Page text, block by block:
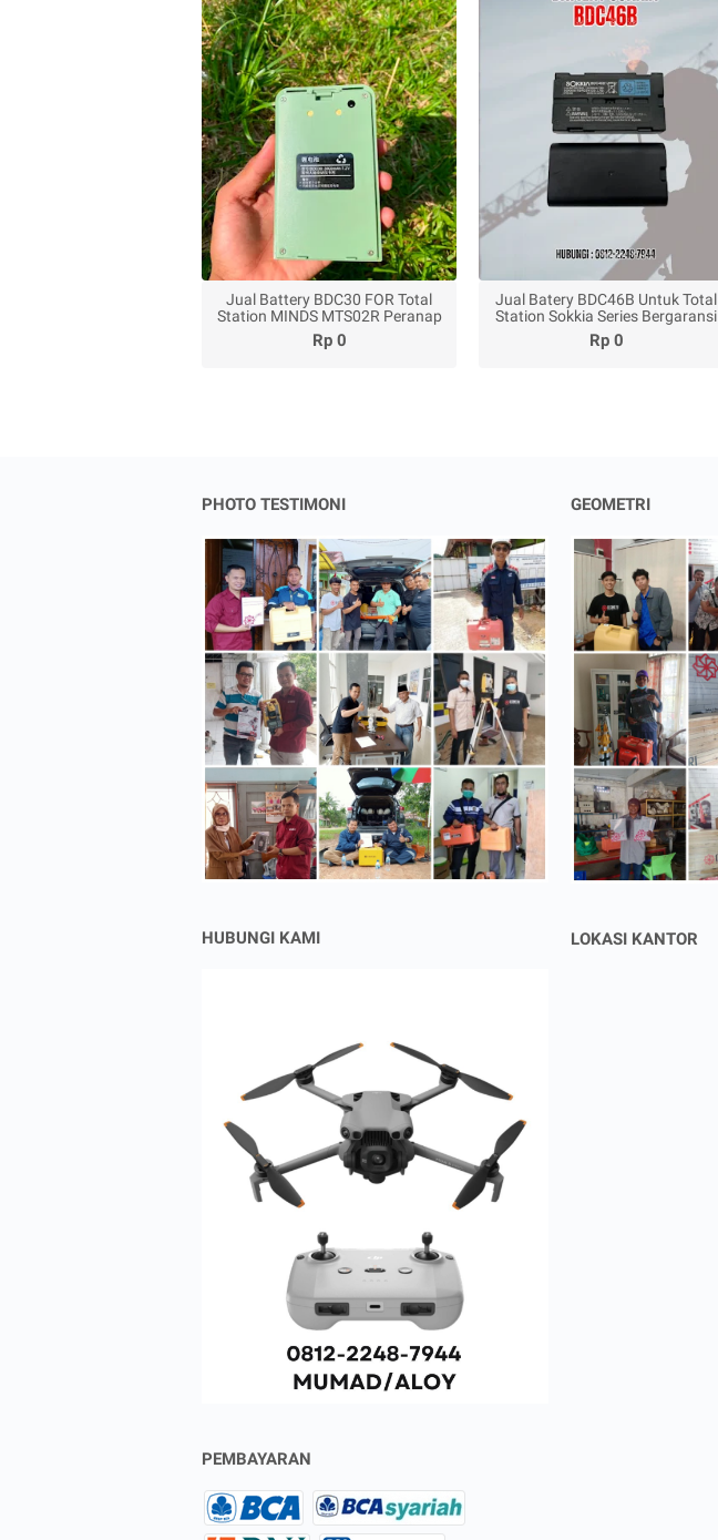
Jual Battery BDC30 FOR Total
Station MINDS MTS02R Peranap
Rp 0
Jual Batery BDC46B Untuk Total
Station Sokkia Series Bergaransi
Rp 0
PHOTO TESTIMONI
HUBUNGI KAMI
PEMBAYARAN
GEOMETRI
LOKASI KANTOR